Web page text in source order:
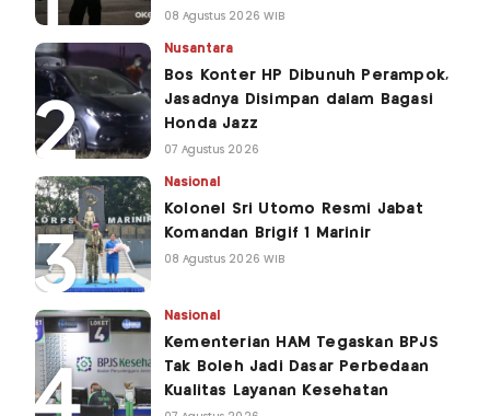
08 Agustus 2026 WIB
Nusantara
Bos Konter HP Dibunuh Perampok,
Jasadnya Disimpan dalam Bagasi
Honda Jazz
07 Agustus 2026
Nasional
Kolonel Sri Utomo Resmi Jabat
Komandan Brigif 1 Marinir
08 Agustus 2026 WIB
Nasional
Kementerian HAM Tegaskan BPJS
Tak Boleh Jadi Dasar Perbedaan
Kualitas Layanan Kesehatan